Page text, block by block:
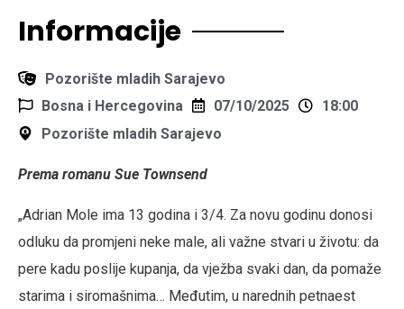
Informacije
Pozorište mladih Sarajevo
Bosna i Hercegovina
07/10/2025
18:00
Pozorište mladih Sarajevo
Prema romanu Sue Townsend
„Adrian Mole ima 13 godina i 3/4. Za novu godinu donosi
odluku da promjeni neke male, ali važne stvari u životu: da
pere kadu poslije kupanja, da vježba svaki dan, da pomaže
starima i siromašnima… Međutim, u narednih petnaest